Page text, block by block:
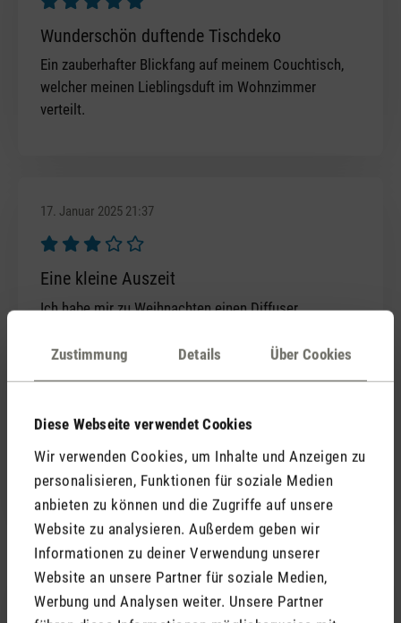
Zustimmung Details Über Cookies
Diese Webseite verwendet Cookies
Wir verwenden Cookies, um Inhalte und Anzeigen zu
personalisieren, Funktionen für soziale Medien
anbieten zu können und die Zugriffe auf unsere
Website zu analysieren. Außerdem geben wir
Informationen zu deiner Verwendung unserer
Website an unsere Partner für soziale Medien,
Werbung und Analysen weiter. Unsere Partner
Bewertung mit 5 von 5 Sternen
Wunderschön duftende Tischdeko
Ein zauberhafter Blickfang auf meinem Couchtisch,
welcher meinen Lieblingsduft im Wohnzimmer
verteilt.
17. Januar 2025 21:37
Bewertung mit 3 von 5 Sternen
Eine kleine Auszeit
Ich habe mir zu Weihnachten einen Diffuser
klare Design, das mich an einen Vulkan erinnert, der
magisch…
mich hat die Pseudo-Flamme etwas Meditatives,
Beruhigendes - sehr entspannend…